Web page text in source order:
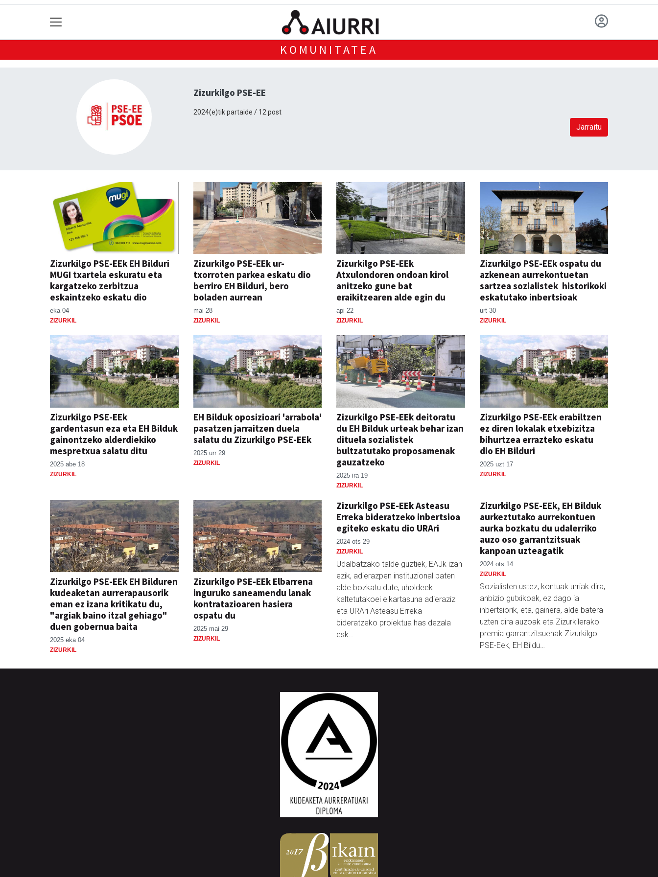
KOMUNITATEA
Zizurkilgo PSE-EE
2024(e)tik partaide / 12 post
Jarraitu
Zizurkilgo PSE-EEk EH Bilduri
MUGI txartela eskuratu eta
kargatzeko zerbitzua
eskaintzeko eskatu dio
eka 04
ZIZURKIL
Zizurkilgo PSE-EEk ur-
txorroten parkea eskatu dio
berriro EH Bilduri, bero
boladen aurrean
mai 28
ZIZURKIL
Zizurkilgo PSE-EEk
Atxulondoren ondoan kirol
anitzeko gune bat
eraikitzearen alde egin du
api 22
ZIZURKIL
Zizurkilgo PSE-EEk ospatu du
azkenean aurrekontuetan
sartzea sozialistek historikoki
eskatutako inbertsioak
urt 30
ZIZURKIL
Zizurkilgo PSE-EEk
gardentasun eza eta EH Bilduk
gainontzeko alderdiekiko
mespretxua salatu ditu
2025 abe 18
ZIZURKIL
EH Bilduk oposizioari 'arrabola'
pasatzen jarraitzen duela
salatu du Zizurkilgo PSE-EEk
2025 urr 29
ZIZURKIL
Zizurkilgo PSE-EEk deitoratu
du EH Bilduk urteak behar izan
dituela sozialistek
bultzatutako proposamenak
gauzatzeko
2025 ira 19
ZIZURKIL
Zizurkilgo PSE-EEk erabiltzen
ez diren lokalak etxebizitza
bihurtzea errazteko eskatu
dio EH Bilduri
2025 uzt 17
ZIZURKIL
Zizurkilgo PSE-EEk EH Bilduren
kudeaketan aurrerapausorik
eman ez izana kritikatu du,
"argiak baino itzal gehiago"
duen gobernua baita
2025 eka 04
ZIZURKIL
Zizurkilgo PSE-EEk Elbarrena
inguruko saneamendu lanak
kontratazioaren hasiera
ospatu du
2025 mai 29
ZIZURKIL
Zizurkilgo PSE-EEk Asteasu
Erreka bideratzeko inbertsioa
egiteko eskatu dio URAri
2024 ots 29
ZIZURKIL
Udalbatzako talde guztiek, EAJk izan
ezik, adierazpen instituzional baten
alde bozkatu dute, uholdeek
kaltetutakoei elkartasuna adieraziz
eta URAri Asteasu Erreka
bideratzeko proiektua has dezala
esk…
Zizurkilgo PSE-EEk, EH Bilduk
aurkeztutako aurrekontuen
aurka bozkatu du udalerriko
auzo oso garrantzitsuak
kanpoan uzteagatik
2024 ots 14
ZIZURKIL
Sozialisten ustez, kontuak urriak dira,
anbizio gutxikoak, ez dago ia
inbertsiorik, eta, gainera, alde batera
uzten dira auzoak eta Zizurkilerako
premia garrantzitsuenak Zizurkilgo
PSE-Eek, EH Bildu…